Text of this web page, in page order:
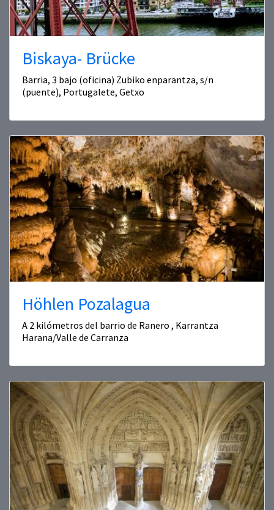
Biskaya- Brücke
Barria, 3 bajo (oficina) Zubiko enparantza, s/n
(puente), Portugalete, Getxo
Höhlen Pozalagua
A 2 kilómetros del barrio de Ranero , Karrantza
Harana/Valle de Carranza